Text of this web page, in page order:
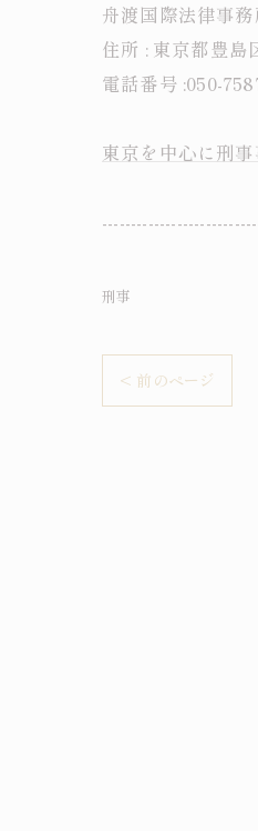
舟渡国際法律事務
住所 : 東京都豊島
電話番号 :050-
東京を中心に刑
刑事
< 前のページ